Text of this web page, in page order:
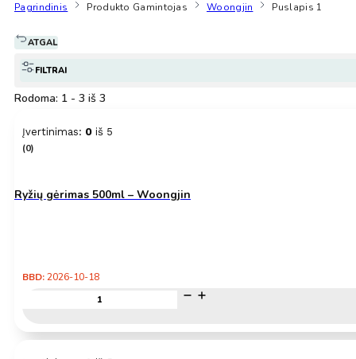
Pagrindinis Produkto Gamintojas Woongjin Puslapis 1
ATGAL
FILTRAI
Rodoma: 1 - 3 iš 3
Įvertinimas: 0 iš 5
(0)
Ryžių gėrimas 500ml – Woongjin
BBD:2026-10-18
gėrimas